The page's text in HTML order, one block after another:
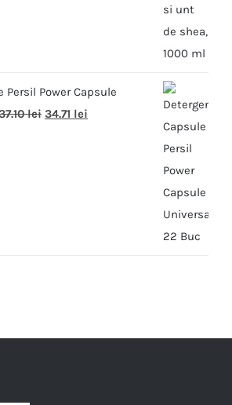
Persil Power Capsule
lei 34.71 lei